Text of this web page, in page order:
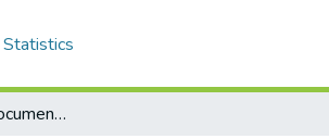
Statistics
Puente Alcantuz : documentos relacionados con su construcción y reseña de su inaguración